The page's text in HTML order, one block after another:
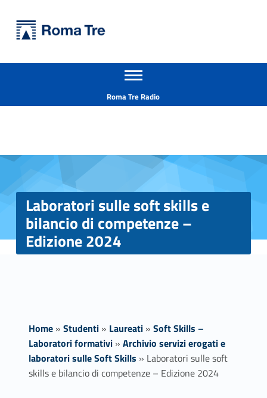
Apri il menu secondario
Roma Tre Radio
Laboratori sulle soft skills e
bilancio di competenze –
Edizione 2024
Home» Studenti» Laureati» Soft Skills –
Laboratori formativi» Archivio servizi erogati e
laboratori sulle Soft Skills » Laboratori sulle soft
skills e bilancio di competenze – Edizione 2024